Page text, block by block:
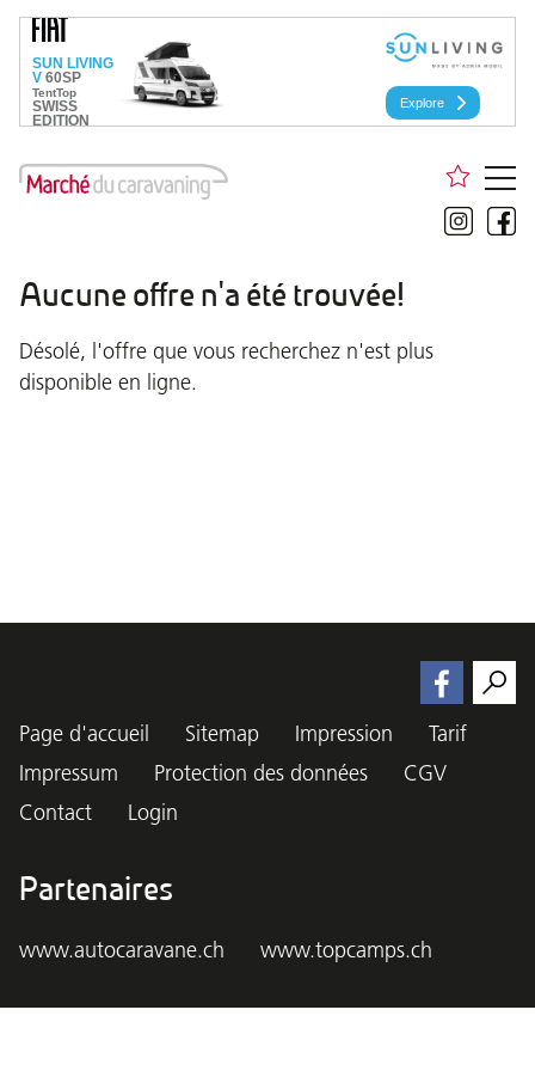
Aucune offre n'a été trouvée!
Désolé, l'offre que vous recherchez n'est plus
disponible en ligne.
Page d'accueil Sitemap Impression
Tarif
Impressum
Protection des données
CGV
Contact
Login
Partenaires
www.autocaravane.ch www.topcamps.ch